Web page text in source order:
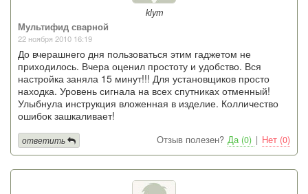
klym
Мультифид сварной
22 ноября 2010 16:19
До вчерашнего дня пользоваться этим гаджетом не
приходилось. Вчера оценил простоту и удобство. Вся
настройка заняла 15 минут!!! Для установщиков просто
находка. Уровень сигнала на всех спутниках отменный!
Улыбнула инструкция вложенная в изделие. Колличество
ошибок зашкаливает!
Отзыв полезен? Да (0) | Нет (0)
ответить